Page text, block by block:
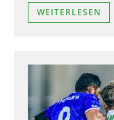
WEITERLESEN